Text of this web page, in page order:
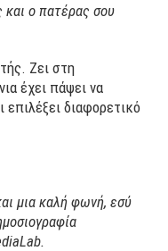
και ο πατέρας σου
Ζει στη
έχει πάψει να
επιλέξει διαφορετικό
μια καλή φωνή, εσύ